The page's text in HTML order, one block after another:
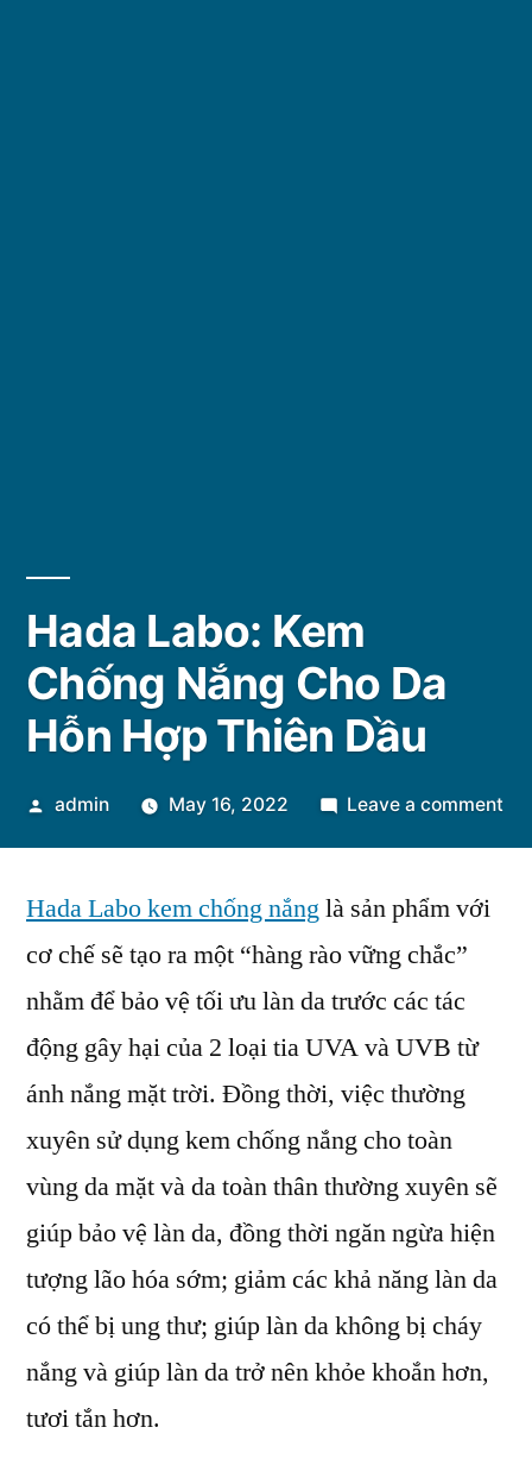
Hada Labo: Kem
Chống Nắng Cho Da
Hỗn Hợp Thiên Dầu
Posted
admin May 16, 2022 Leave a comment
Hada Labo kem chống nắnglà sản phẩm với
cơ chế sẽ tạo ra một “hàng rào vững chắc”
nhằm để bảo vệ tối ưu làn da trước các tác
động gây hại của 2 loại tia UVA và UVB từ
ánh nắng mặt trời. Đồng thời, việc thường
xuyên sử dụng kem chống nắng cho toàn
vùng da mặt và da toàn thân thường xuyên sẽ
giúp bảo vệ làn da, đồng thời ngăn ngừa hiện
tượng lão hóa sớm; giảm các khả năng làn da
có thể bị ung thư; giúp làn da không bị cháy
nắng và giúp làn da trở nên khỏe khoắn hơn,
tươi tắn hơn.